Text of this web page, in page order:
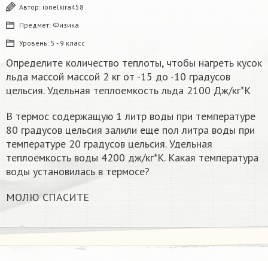
Автор: ionelkira458
Предмет: Физика
Уровень: 5 - 9 класс
Определите количество теплоты, чтобы нагреть кусок
льда массой массой 2 кг от -15 до -10 градусов
цельсия. Удельная теплоемкость льда 2100 Дж/кг*К
В термос содержащую 1 литр воды при температуре
80 градусов цельсия залили еще пол литра воды при
температуре 20 градусов цельсия. Удельная
теплоемкость воды 4200 дж/кг*К. Какая температура
воды установилась в термосе?
МОЛЮ СПАСИТЕ